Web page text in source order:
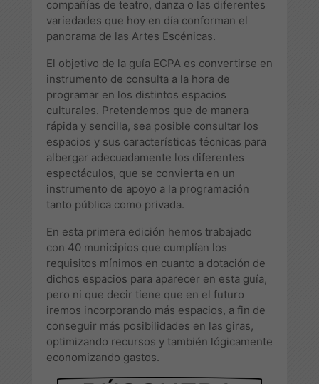
compañías de teatro, danza o las diferentes
variedades que hoy en día conforman el
panorama de las Artes Escénicas.
El objetivo de la guía ECPA es convertirse en
instrumento de consulta a la hora de
programar en los distintos espacios
culturales. Pretendemos que de manera
rápida y sencilla, sea posible consultar los
espacios y sus características técnicas para
albergar adecuadamente los diferentes
espectáculos, que se convierta en un
instrumento de apoyo a la programación
tanto pública como privada.
En esta primera edición hemos trabajado
con 40 municipios que cumplían los
requisitos mínimos en cuanto a dotación de
dichos espacios para aparecer en esta guía,
pero ni que decir tiene que en el futuro
iremos incorporando más espacios, a fin de
conseguir más posibilidades en las giras,
optimizando recursos y también lógicamente
economizando gastos.